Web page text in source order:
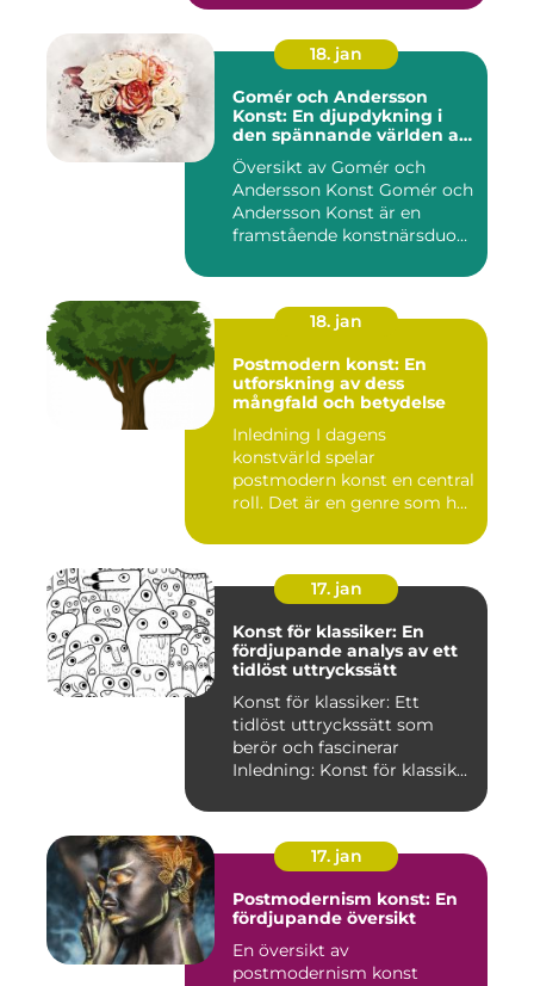
18. jan
Gomér och Andersson
Konst: En djupdykning i
den spännande världen av
konst
Översikt av Gomér och
Andersson Konst Gomér och
Andersson Konst är en
framstående konstnärsduo
18. jan
Postmodern konst: En
utforskning av dess
mångfald och betydelse
Inledning I dagens
konstvärld spelar
postmodern konst en central
roll. Det är en genre som har
17. jan
Konst för klassiker: En
fördjupande analys av ett
tidlöst uttryckssätt
Konst för klassiker: Ett
tidlöst uttryckssätt som
berör och fascinerar
Inledning: Konst för klassik...
17. jan
Postmodernism konst: En
fördjupande översikt
En översikt av
postmodernism konst